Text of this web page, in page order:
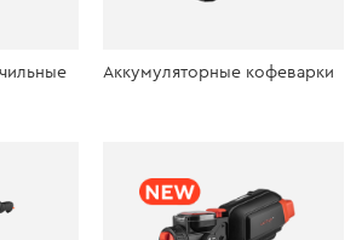
Аккумуляторные кофеварки